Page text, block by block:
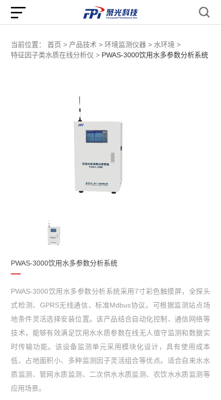
当前位置： 首页 > 产品技术 > 环境监测仪器 > 水环境 >
特征因子类水质在线分析仪 > PWAS-3000饮用水多参数分析系统
PWAS-3000饮用水多参数分析系统
PWAS-3000饮用水多参数分析系统采用7寸彩色触摸屏，全探头
式检测、GPRS无线通信、标准Mdbus协议。可根据监测站点场
地条件灵活选择安装位置。该产品结合自动化控制、通信网络等
技术，能够有效满足饮用水水质参数在线无人值守监测和数据实
时传输功能。该设备监测单元采用模块化设计，具有使用成本
低、占地面积小、多种监测因子灵活组合等优点。适合自来水水
质监测、管网水质监测、二次供水水质监测、农饮水水质监测等
应用场景。